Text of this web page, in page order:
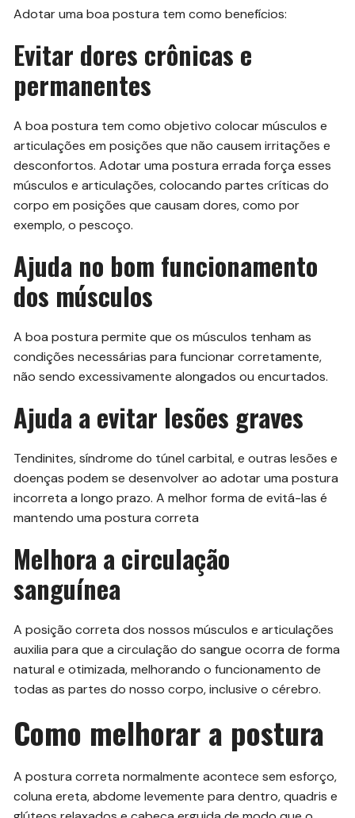
Adotar uma boa postura tem como benefícios:
Evitar dores crônicas e
permanentes
A boa postura tem como objetivo colocar músculos e
articulações em posições que não causem irritações e
desconfortos. Adotar uma postura errada força esses
músculos e articulações, colocando partes críticas do
corpo em posições que causam dores, como por
exemplo, o pescoço.
Ajuda no bom funcionamento
dos músculos
A boa postura permite que os músculos tenham as
condições necessárias para funcionar corretamente,
não sendo excessivamente alongados ou encurtados.
Ajuda a evitar lesões graves
Tendinites, síndrome do túnel carbital, e outras lesões e
doenças podem se desenvolver ao adotar uma postura
incorreta a longo prazo. A melhor forma de evitá-las é
mantendo uma postura correta
Melhora a circulação
sanguínea
A posição correta dos nossos músculos e articulações
auxilia para que a circulação do sangue ocorra de forma
natural e otimizada, melhorando o funcionamento de
todas as partes do nosso corpo, inclusive o cérebro.
Como melhorar a postura
A postura correta normalmente acontece sem esforço,
coluna ereta, abdome levemente para dentro, quadris e